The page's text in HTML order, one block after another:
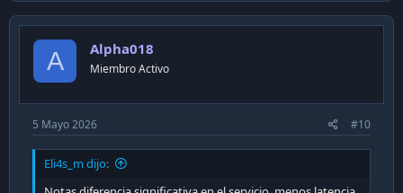
invitarme un café enbuymeacoffee.com/alpha018— ahí
también está la versión extendida con todo lo que salió
mal antes de que funcionara.
Y si te interesa tener un UF-Instant ya modificado y listo
v
A Alpha018
Miembro Activo
5 Mayo 2026 #10
Eli4s_m dijo: